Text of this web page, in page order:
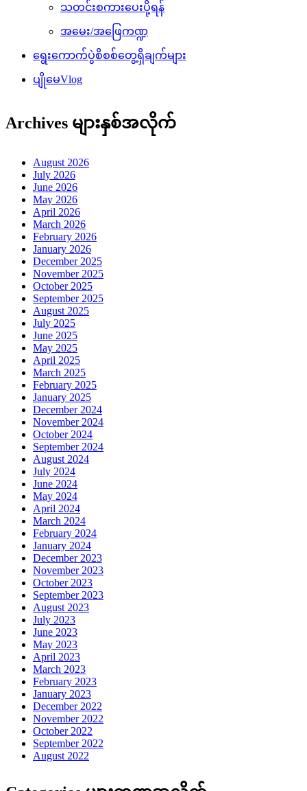
သတင်းစကားပေးပို့ရန်
အမေး/အဖြေကဏ္ဍ
ရွေးကောက်ပွဲစိစစ်တွေ့ရှိချက်များ
ပျိုမေVlog
Archives များနှစ်အလိုက်
August 2026
July 2026
June 2026
May 2026
April 2026
March 2026
February 2026
January 2026
December 2025
November 2025
October 2025
September 2025
August 2025
July 2025
June 2025
May 2025
April 2025
March 2025
February 2025
January 2025
December 2024
November 2024
October 2024
September 2024
August 2024
July 2024
June 2024
May 2024
April 2024
March 2024
February 2024
January 2024
December 2023
November 2023
October 2023
September 2023
August 2023
July 2023
June 2023
May 2023
April 2023
March 2023
February 2023
January 2023
December 2022
November 2022
October 2022
September 2022
August 2022